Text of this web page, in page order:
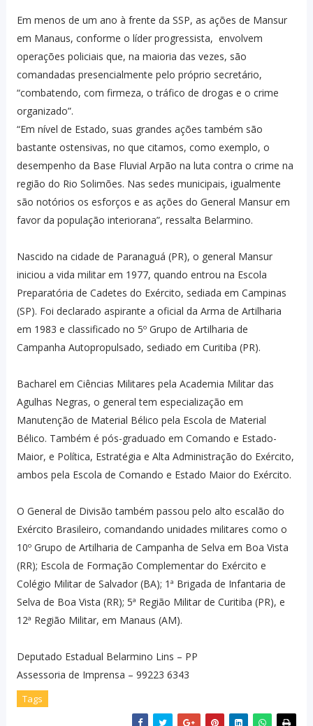
Em menos de um ano à frente da SSP, as ações de Mansur
em Manaus, conforme o líder progressista, envolvem
operações policiais que, na maioria das vezes, são
comandadas presencialmente pelo próprio secretário,
“combatendo, com firmeza, o tráfico de drogas e o crime
organizado”.
“Em nível de Estado, suas grandes ações também são
bastante ostensivas, no que citamos, como exemplo, o
desempenho da Base Fluvial Arpão na luta contra o crime na
região do Rio Solimões. Nas sedes municipais, igualmente
são notórios os esforços e as ações do General Mansur em
favor da população interiorana”, ressalta Belarmino.
Nascido na cidade de Paranaguá (PR), o general Mansur
iniciou a vida militar em 1977, quando entrou na Escola
Preparatória de Cadetes do Exército, sediada em Campinas
(SP). Foi declarado aspirante a oficial da Arma de Artilharia
em 1983 e classificado no 5º Grupo de Artilharia de
Campanha Autopropulsado, sediado em Curitiba (PR).
Bacharel em Ciências Militares pela Academia Militar das
Agulhas Negras, o general tem especialização em
Manutenção de Material Bélico pela Escola de Material
Bélico. Também é pós-graduado em Comando e Estado-
Maior, e Política, Estratégia e Alta Administração do Exército,
ambos pela Escola de Comando e Estado Maior do Exército.
O General de Divisão também passou pelo alto escalão do
Exército Brasileiro, comandando unidades militares como o
10º Grupo de Artilharia de Campanha de Selva em Boa Vista
(RR); Escola de Formação Complementar do Exército e
Colégio Militar de Salvador (BA); 1ª Brigada de Infantaria de
Selva de Boa Vista (RR); 5ª Região Militar de Curitiba (PR), e
12ª Região Militar, em Manaus (AM).
Deputado Estadual Belarmino Lins – PP
Assessoria de Imprensa – 99223 6343
Tags